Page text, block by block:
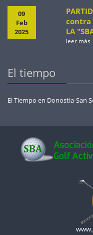
09
Feb
2025
contra
LA
leer más
El tiempo
El Tiempo en Donostia-San